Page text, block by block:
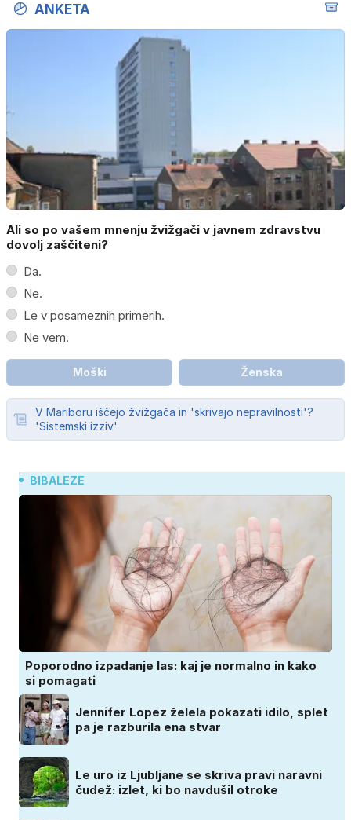
ANKETA
Ali so po vašem mnenju žvižgači v javnem zdravstvu
dovolj zaščiteni?
Da.
Ne.
Le v posameznih primerih.
Ne vem.
Moški Ženska
V Mariboru iščejo žvižgača in 'skrivajo nepravilnosti'?
'Sistemski izziv'
BIBALEZE
Poporodno izpadanje las: kaj je normalno in kako
si pomagati
Jennifer Lopez želela pokazati idilo, splet
pa je razburila ena stvar
Le uro iz Ljubljane se skriva pravi naravni
čudež: izlet, ki bo navdušil otroke